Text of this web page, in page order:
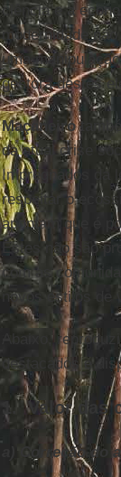
ciência e a
modernidade
uma
gestora destes
Maçaneiro
da atual crise
Impregnados da
respeitar o
apontam que é
Estes não são
com as
novos estilos de
Abaixo,
destacados e
1. Valor das
a) Correção do